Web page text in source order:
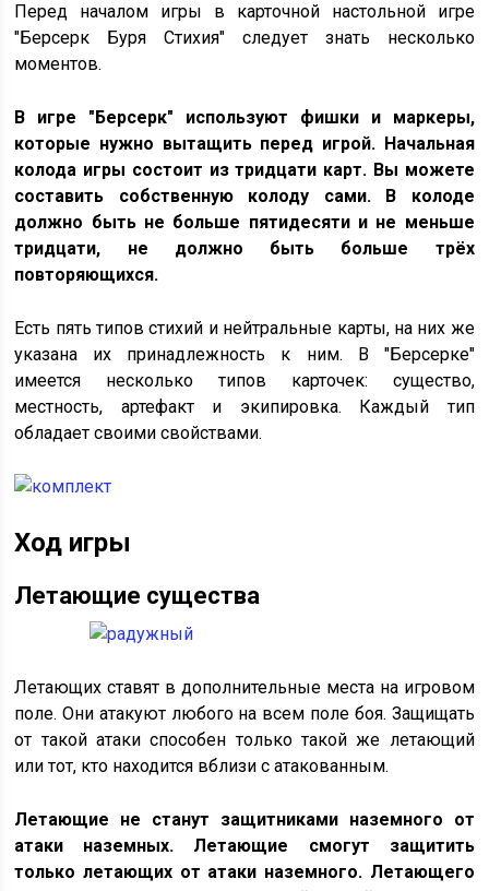
Перед началом игры в карточной настольной игре
"Берсерк Буря Стихия" следует знать несколько
моментов.
В игре "Берсерк" используют фишки и маркеры,
которые нужно вытащить перед игрой. Начальная
колода игры состоит из тридцати карт. Вы можете
составить собственную колоду сами. В колоде
должно быть не больше пятидесяти и не меньше
тридцати, не должно быть больше трёх
повторяющихся.
Есть пять типов стихий и нейтральные карты, на них же
указана их принадлежность к ним. В "Берсерке"
имеется несколько типов карточек: существо,
местность, артефакт и экипировка. Каждый тип
обладает своими свойствами.
Ход игры
Летающие существа
Летающих ставят в дополнительные места на игровом
поле. Они атакуют любого на всем поле боя. Защищать
от такой атаки способен только такой же летающий
или тот, кто находится вблизи с атакованным.
Летающие не станут защитниками наземного от
атаки наземных. Летающие смогут защитить
только летающих от атаки наземного. Летающего